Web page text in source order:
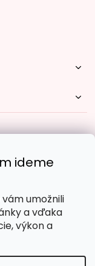
ideme
umožnili
a vďaka
výkon a